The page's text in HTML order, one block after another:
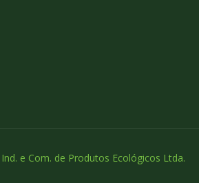
e Com. de Produtos Ecológicos Ltda.